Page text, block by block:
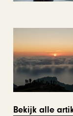
Bekijk alle